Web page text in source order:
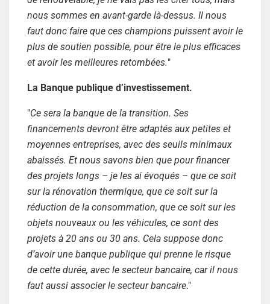
nous sommes en avant-garde là-dessus. Il nous
faut donc faire que ces champions puissent avoir le
plus de soutien possible, pour être le plus efficaces
et avoir les meilleures retombées."
La Banque publique d’investissement.
"Ce sera la banque de la transition. Ses
financements devront être adaptés aux petites et
moyennes entreprises, avec des seuils minimaux
abaissés. Et nous savons bien que pour financer
des projets longs – je les ai évoqués – que ce soit
sur la rénovation thermique, que ce soit sur la
réduction de la consommation, que ce soit sur les
objets nouveaux ou les véhicules, ce sont des
projets à 20 ans ou 30 ans. Cela suppose donc
d’avoir une banque publique qui prenne le risque
de cette durée, avec le secteur bancaire, car il nous
faut aussi associer le secteur bancaire."